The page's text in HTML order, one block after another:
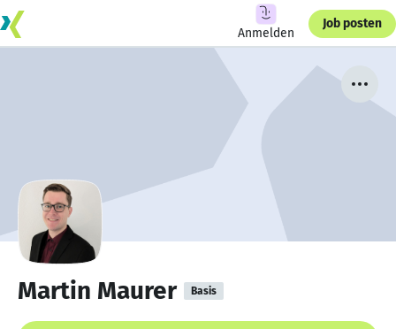
Anmelden
Job posten
Martin Maurer Basis